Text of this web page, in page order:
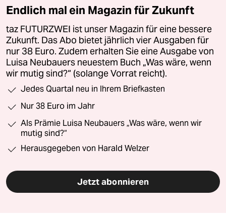
Endlich mal ein Magazin für Zukunft
taz FUTURZWEI ist unser Magazin für eine bessere
Zukunft. Das Abo bietet jährlich vier Ausgaben für
nur 38 Euro. Zudem erhalten Sie eine Ausgabe von
Luisa Neubauers neuestem Buch „Was wäre, wenn
wir mutig sind?“ (solange Vorrat reicht).
Jedes Quartal neu in Ihrem Briefkasten
Nur 38 Euro im Jahr
Als Prämie Luisa Neubauers „Was wäre, wenn wir
mutig sind?“
Herausgegeben von Harald Welzer
Jetzt abonnieren